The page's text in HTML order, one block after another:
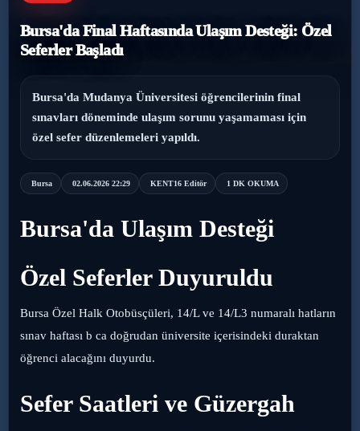
Dünya
Magazin
Sağlık
Yaşam
Bursa'da Final Haftasında Ulaşım Desteği: Özel
Seferler Başladı
Bursa'da Mudanya Üniversitesi öğrencilerinin final
sınavları döneminde ulaşım sorunu yaşamaması için
özel sefer düzenlemeleri yapıldı.
Bursa 02.06.2026 22:29 KENT16 Editör 1 DK OKUMA
Bursa'da Ulaşım Desteği
Özel Seferler Duyuruldu
Bursa Özel Halk Otobüsçüleri, 14/L ve 14/L3 numaralı hatların
sınav haftası b ca doğrudan üniversite içerisindeki duraktan
öğrenci alacağını duyurdu.
Sefer Saatleri ve Güzergah